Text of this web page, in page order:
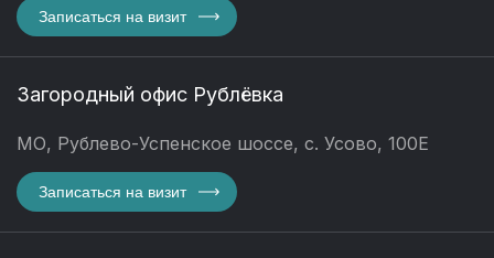
Записаться на визит
Загородный офис Рублёвка
МО, Рублево-Успенское шоссе, с. Усово, 100Е
Записаться на визит